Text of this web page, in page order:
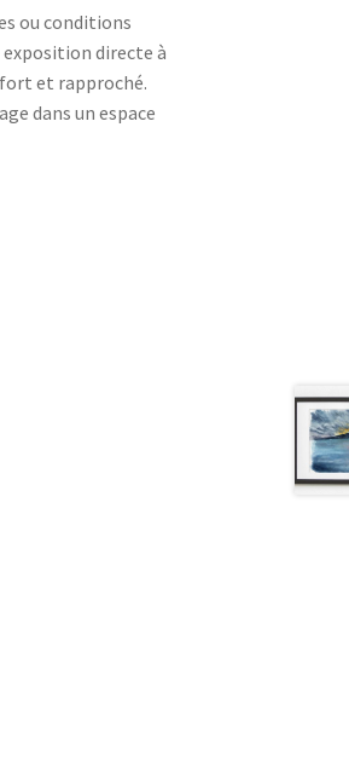
ou conditions
directe à
et rapproché.
dans un espace